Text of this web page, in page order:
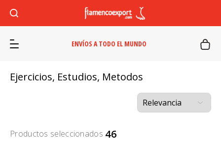
ENVÍOS A TODO EL MUNDO
Ejercicios, Estudios, Metodos
Productos seleccionados 46